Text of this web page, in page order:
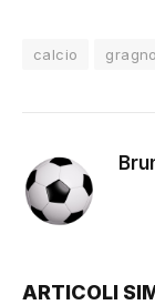
calcio
ARTICOLI